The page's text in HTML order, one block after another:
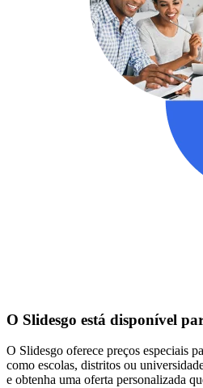
O Slidesgo está disponível
O Slidesgo oferece preços especiais
como escolas, distritos ou
e obtenha uma oferta personalizada